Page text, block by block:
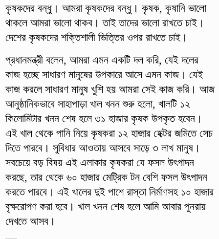
কৃষকদের বন্ধু। আমরা কৃষকদের বন্ধু। কৃষক, কৃষানি ভালো
থাকলে আমরা ভালো থাকব। তাই তাদের ভালো রাখতে চাই।
দেশের কৃষকদের শক্তিশালী ভিত্তির ওপর রাখতে চাই।
প্রধানমন্ত্রী বলেন, আমরা এমন একটি দল করি, যেই দলের
কাজ হচ্ছে সাধারণ মানুষের উপকারে আসে এমন কাজ। যেই
কাজ করলে সাধারণ মানুষ খুশি হয় আমরা সেই কাজ করি। আজ
আনুষ্ঠানিকভাবে সাহাপাড়া খাল খনন শুরু হলো, খালটি ১২
কিলোমিটার খনন শেষ হলে ৩১ হাজার কৃষক উপকৃত হবেন।
এই খাল থেকে পানি নিয়ে কৃষকরা ১২ হাজার হেক্টর জমিতে সেচ
দিতে পারবে। সুবিধার আওতায় আসবে সাড়ে ৩ লাখ মানুষ।
সবচেয়ে বড় বিষয় এই এলাকার কৃষকরা যে ফসল উৎপাদন
করছে, তার থেকে ৬০ হাজার মেট্রিক টন বেশি ফসল উৎপাদন
করতে পারবে। এই খালের দুই পাশে রাস্তা নির্মাণসহ ১০ হাজার
বৃক্ষরোপণ করা হবে। খাল খনন শেষ হলে আমি আবার পুনরায়
দেখতে আসব।